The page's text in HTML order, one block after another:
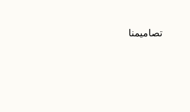
تصاميمنا